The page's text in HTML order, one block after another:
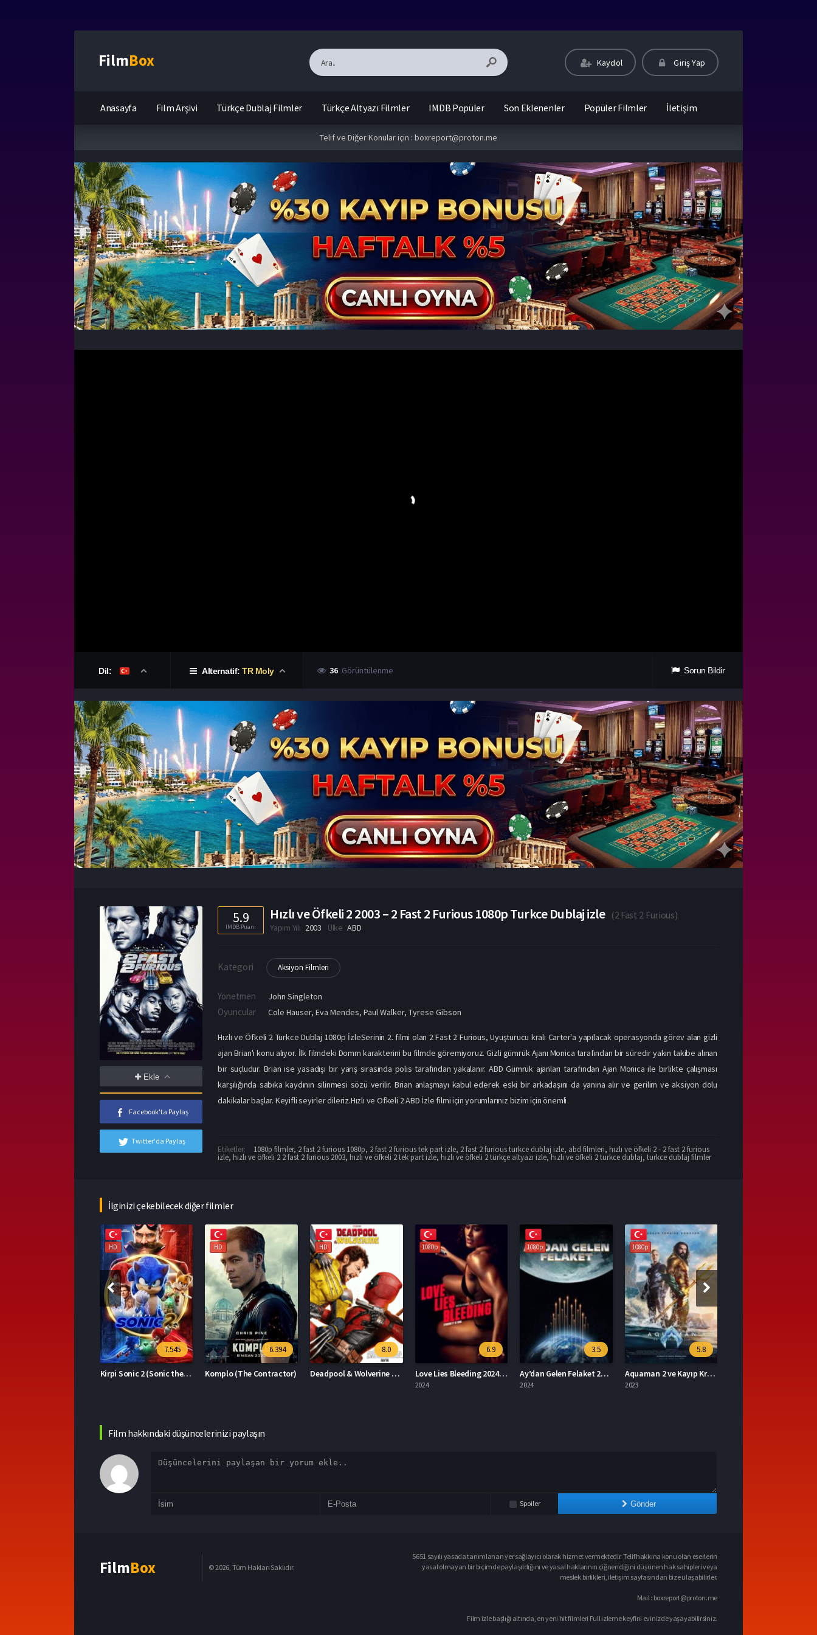
FilmBox Kaydol Giriş Yap
Anasayfa Film Arşivi Türkçe Dublaj Filmler Türkçe Altyazı Filmler IMDB Popüler Son Eklenenler Popüler Filmler İletişim
Telif ve Diğer Konular için : boxreport@proton.me
Dil: Alternatif: TR Moly 36 Görüntülenme Sorun Bildir
Ekle
Facebook'ta Paylaş
Twitter'da Paylaş
5.9
IMDB Puanı
Hızlı ve Öfkeli 2 2003 – 2 Fast 2 Furious 1080p Turkce Dublaj izle (2 Fast 2 Furious)
Yapım Yılı 2003 Ülke ABD
Kategori Aksiyon Filmleri
Yönetmen John Singleton
Oyuncular Cole Hauser,Eva Mendes,Paul Walker,Tyrese Gibson
Hızlı ve Öfkeli 2 Turkce Dublaj 1080p İzleSerinin 2. filmi olan 2 Fast 2 Furious, Uyuşturucu kralı Carter'a yapılacak operasyonda görev alan gizli
ajan Brian'ı konu alıyor. İlk filmdeki Domm karakterini bu filmde göremiyoruz. Gizli gümrük Ajanı Monica tarafından bir süredir yakın takibe alınan
bir suçludur. Brian ise yasadışı bir yarış sırasında polis tarafından yakalanır. ABD Gümrük ajanları tarafından Ajan Monica ile birlikte çalışması
karşılığında sabıka kaydının silinmesi sözü verilir. Brian anlaşmayı kabul ederek eski bir arkadaşını da yanına alır ve gerilim ve aksiyon dolu
dakikalar başlar. Keyifli seyirler dileriz.Hızlı ve Öfkeli 2 ABD İzle filmi için yorumlarınız bizim için önemli
Etiketler: 1080p filmler, 2 fast 2 furious 1080p, 2 fast 2 furious tek part izle, 2 fast 2 furious turkce dublaj izle, abd filmleri, hızlı ve öfkeli 2 - 2 fast 2 furious
izle, hızlı ve öfkeli 2 2 fast 2 furious 2003, hızlı ve öfkeli 2 tek part izle, hızlı ve öfkeli 2 türkçe altyazı izle,hızlı ve öfkeli 2 turkce dublaj,turkce dublaj filmler
İlginizi çekebilecek diğer filmler
HD
6.394
Komplo (The Contractor)
HD
8.0
Deadpool & Wolverine Deadpool 3
1080p
6.9
Love Lies Bleeding 2024 – Aşk Kanayan Yalanlardır 1080p Turkce Dublaj izle
1080p
3.5
Ay’dan Gelen Felaket 2024 – Ay’dan Gelen Felaket 1080p Turkce Dublaj izle
2024
1080p
5.8
Aquaman 2 ve Kayıp Krallık 2023 – Aquaman 2 ve Kayıp Krallık 1080p Turkce Dublaj izle
2023
1080p
7
Mavka Ormanın Şarkısı 2023 – Yerli Film 1080p Turkce Dublaj izle
2023
Film hakkındaki düşüncelerinizi paylaşın
Spoiler Gönder
FilmBox © 2026, Tüm Hakları Saklıdır.
5651 sayılı yasada tanımlanan yer sağlayıcı olarak hizmet vermektedir. Telif hakkına konu olan eserlerin
yasal olmayan bir biçimde paylaşıldığını ve yasal haklarının çiğnendiğini düşünen hak sahipleri veya
meslek birlikleri, iletişim sayfasından bize ulaşabilirler.
Mail : boxreport@proton.me
Film izle başlığı altında, en yeni hit filmleri Full izleme keyfini evinizde yaşayabilirsiniz.